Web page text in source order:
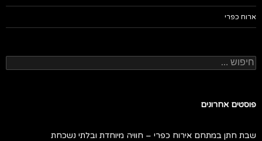
ארוח כפרי
חיפוש:
פוסטים אחרונים
שבת חתן במתחם אירוח כפרי – חוויה מיוחדת ובלתי נשכחת